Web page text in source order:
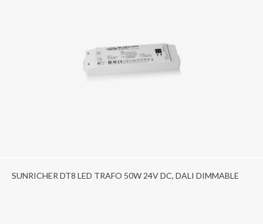
SUNRICHER DT8 LED TRAFO 50W 24V DC, DALI DIMMABLE